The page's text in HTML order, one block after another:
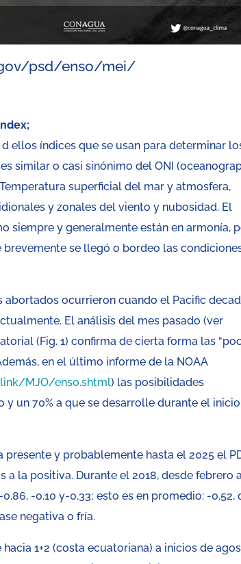
psd/enso/mei/
d ellos índices que se usan para determinar
similar o casi sinónimo del ONI
superficial del mar y atmosfera,
y zonales del viento y nubosidad. El
siempre y generalmente están en armonía,
brevemente se llegó o bordeo las
abortados ocurrieron cuando el Pacific
El análisis del mes pasado (ver
(Fig. 1) confirma de cierta forma las
en el último informe de la NOAA
MJO/enso.shtml) las posibilidades
un 70% a que se desarrolle durante el
presente y probablemente hasta el 2025 el
a la positiva. Durante el 2018, desde febrero
-0.10 y-0.33; esto es en promedio: -0.52,
negativa o fría.
1+2 (costa ecuatoriana) a inicios de